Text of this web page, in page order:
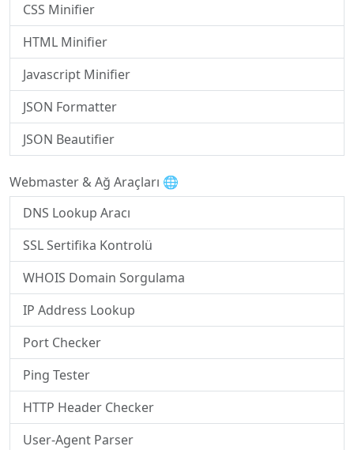
CSS Minifier
HTML Minifier
Javascript Minifier
JSON Formatter
JSON Beautifier
Webmaster & Ağ Araçları 🌐
DNS Lookup Aracı
SSL Sertifika Kontrolü
WHOIS Domain Sorgulama
IP Address Lookup
Port Checker
Ping Tester
HTTP Header Checker
User-Agent Parser